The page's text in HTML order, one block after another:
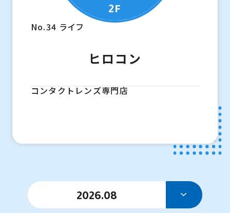
2F
No.34 ライフ
ヒロコン
コンタクトレンズ専門店
2026.08